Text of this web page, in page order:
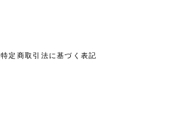
特定商取引法に基づく表記